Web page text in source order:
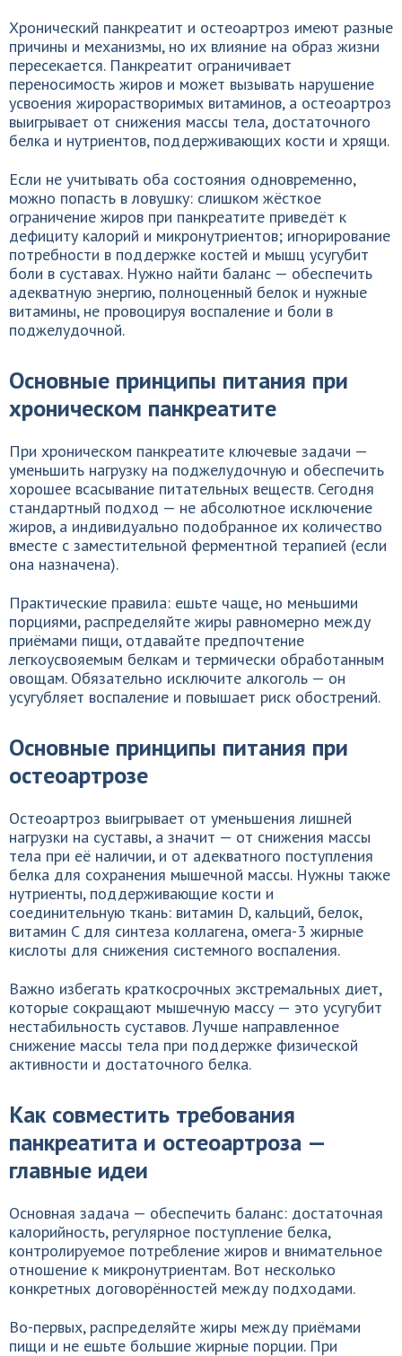
Хронический панкреатит и остеоартроз имеют разные
причины и механизмы, но их влияние на образ жизни
пересекается. Панкреатит ограничивает
переносимость жиров и может вызывать нарушение
усвоения жирорастворимых витаминов, а остеоартроз
выигрывает от снижения массы тела, достаточного
белка и нутриентов, поддерживающих кости и хрящи.
Если не учитывать оба состояния одновременно,
можно попасть в ловушку: слишком жёсткое
ограничение жиров при панкреатите приведёт к
дефициту калорий и микронутриентов; игнорирование
потребности в поддержке костей и мышц усугубит
боли в суставах. Нужно найти баланс — обеспечить
адекватную энергию, полноценный белок и нужные
витамины, не провоцируя воспаление и боли в
поджелудочной.
Основные принципы питания при
хроническом панкреатите
При хроническом панкреатите ключевые задачи —
уменьшить нагрузку на поджелудочную и обеспечить
хорошее всасывание питательных веществ. Сегодня
стандартный подход — не абсолютное исключение
жиров, а индивидуально подобранное их количество
вместе с заместительной ферментной терапией (если
она назначена).
Практические правила: ешьте чаще, но меньшими
порциями, распределяйте жиры равномерно между
приёмами пищи, отдавайте предпочтение
легкоусвояемым белкам и термически обработанным
овощам. Обязательно исключите алкоголь — он
усугубляет воспаление и повышает риск обострений.
Основные принципы питания при
остеоартрозе
Остеоартроз выигрывает от уменьшения лишней
нагрузки на суставы, а значит — от снижения массы
тела при её наличии, и от адекватного поступления
белка для сохранения мышечной массы. Нужны также
нутриенты, поддерживающие кости и
соединительную ткань: витамин D, кальций, белок,
витамин C для синтеза коллагена, омега-3 жирные
кислоты для снижения системного воспаления.
Важно избегать краткосрочных экстремальных диет,
которые сокращают мышечную массу — это усугубит
нестабильность суставов. Лучше направленное
снижение массы тела при поддержке физической
активности и достаточного белка.
Как совместить требования
панкреатита и остеоартроза —
главные идеи
Основная задача — обеспечить баланс: достаточная
калорийность, регулярное поступление белка,
контролируемое потребление жиров и внимательное
отношение к микронутриентам. Вот несколько
конкретных договорённостей между подходами.
Во-первых, распределяйте жиры между приёмами
пищи и не ешьте большие жирные порции. При